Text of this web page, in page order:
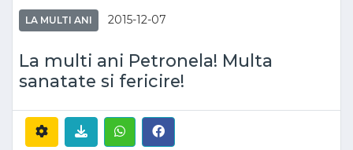
LA MULTI ANI 2015-12-07
La multi ani Petronela! Multa
sanatate si fericire!